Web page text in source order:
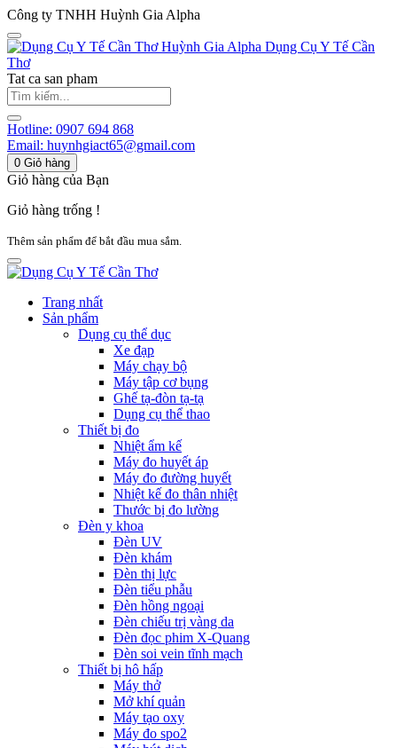
Công ty TNHH Huỳnh Gia Alpha
Huỳnh Gia Alpha Dụng Cụ Y Tế Cần
Thơ
Tat ca san pham
Hotline: 0907 694 868
Email: huynhgiact65@gmail.com
0 Giỏ hàng
Giỏ hàng của Bạn
Giỏ hàng trống !
Thêm sản phẩm để bắt đầu mua sắm.
Trang nhất
Sản phẩm
Dụng cụ thể dục
Xe đạp
Máy chạy bộ
Máy tập cơ bụng
Ghế tạ-đòn tạ-tạ
Dụng cụ thể thao
Thiết bị đo
Nhiệt ẩm kế
Máy đo huyết áp
Máy đo đường huyết
Nhiệt kế đo thân nhiệt
Thước bị đo lường
Đèn y khoa
Đèn UV
Đèn khám
Đèn thị lực
Đèn tiểu phẫu
Đèn hồng ngoại
Đèn chiếu trị vàng da
Đèn đọc phim X-Quang
Đèn soi vein tĩnh mạch
Thiết bị hô hấp
Máy thở
Mở khí quản
Máy tạo oxy
Máy đo spo2